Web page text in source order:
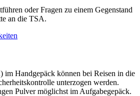
möglicherweise
oder Fragen zu einem Gegenstand
an die TSA.
in
einem
neuen
im Handgepäck können bei Reisen in die
unterzogen werden.
Pulver möglichst im Aufgabegepäck.